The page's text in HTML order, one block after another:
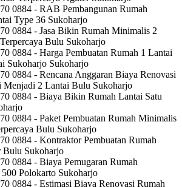
0884 - RAB Pembangunan Rumah
Type 36 Sukoharjo
0884 - Jasa Bikin Rumah Minimalis 2
Bulu Sukoharjo
0884 - Harga Pembuatan Rumah 1 Lantai
Sukoharjo Sukoharjo
0884 - Rencana Anggaran Biaya Renovasi
Menjadi 2 Lantai Bulu Sukoharjo
0884 - Biaya Bikin Rumah Lantai Satu
0884 - Paket Pembuatan Rumah Minimalis
Bulu Sukoharjo
0884 - Kontraktor Pembuatan Rumah
Bulu Sukoharjo
0884 - Biaya Pemugaran Rumah
Polokarto Sukoharjo
0884 - Estimasi Biaya Renovasi Rumah